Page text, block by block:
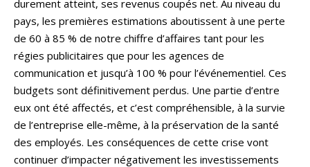
durement atteint, ses revenus coupés net. Au niveau du
pays, les premières estimations aboutissent à une perte
de 60 à 85 % de notre chiffre d’affaires tant pour les
régies publicitaires que pour les agences de
communication et jusqu’à 100 % pour l’événementiel. Ces
budgets sont définitivement perdus. Une partie d’entre
eux ont été affectés, et c’est compréhensible, à la survie
de l’entreprise elle-même, à la préservation de la santé
des employés. Les conséquences de cette crise vont
continuer d’impacter négativement les investissements